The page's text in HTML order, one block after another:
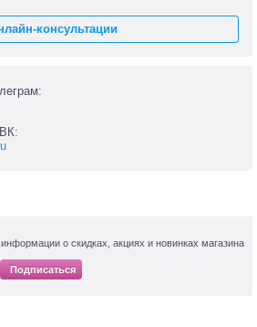
консультации
о скидках, акциях и новинках магазина
Подписаться